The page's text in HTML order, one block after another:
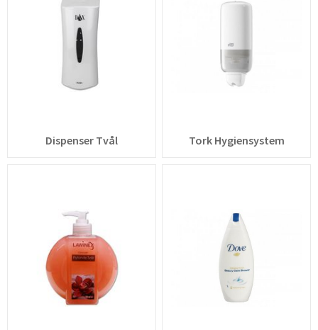
Dispenser Tvål Tork Hygiensystem